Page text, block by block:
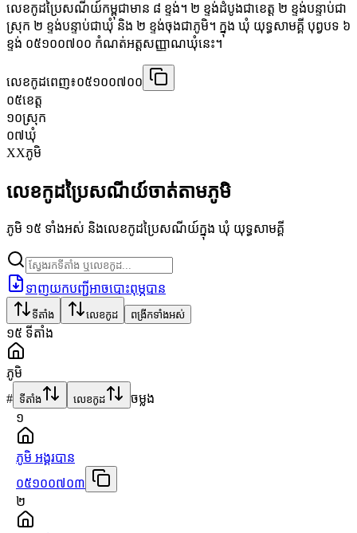
លេខកូដប្រៃសណីយ៍កម្ពុជាមាន ៨ ខ្ទង់។ ២ ខ្ទង់ដំបូងជាខេត្ត ២ ខ្ទង់បន្ទាប់ជា
ស្រុក ២ ខ្ទង់បន្ទាប់ជាឃុំ និង ២ ខ្ទង់ចុងជាភូមិ។ ក្នុង ឃុំ យុទ្ធសាមគ្គី បុព្វបទ ៦
ខ្ទង់ ០៥១០០៧០០ កំណត់អត្តសញ្ញាណឃុំនេះ។
លេខកូដពេញ៖០៥១០០៧០០
០៥ខេត្ត
១០ស្រុក
០៧ឃុំ
XXភូមិ
លេខកូដប្រៃសណីយ៍ចាត់តាមភូមិ
ភូមិ ១៥ ទាំងអស់ និងលេខកូដប្រៃសណីយ៍ក្នុង ឃុំ យុទ្ធសាមគ្គី
ទាញយកបញ្ជីអាចបោះពុម្ភបាន
ទីតាំង លេខកូដ ពង្រីកទាំងអស់
១៥ ទីតាំង
ភូមិ
# ទីតាំង លេខកូដ
ចម្លង
១
ភូមិ អង្គរបាន
០៥១០០៧០៣
២